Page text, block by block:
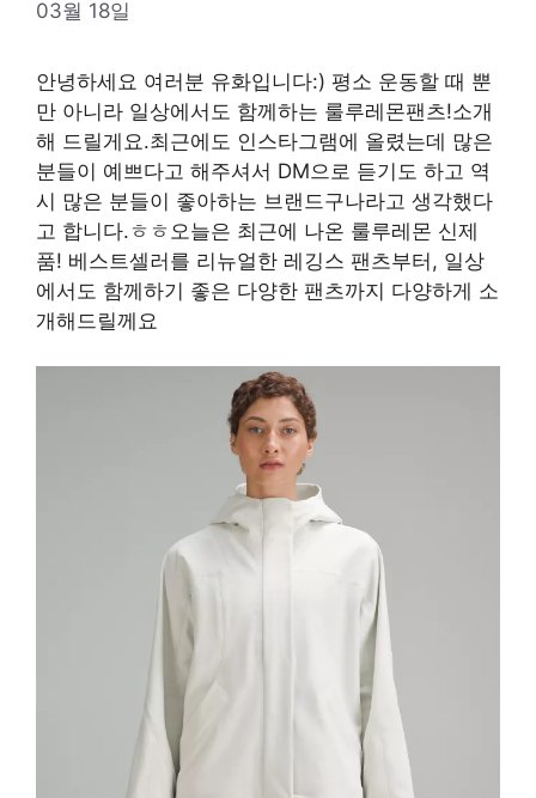
03월 18일
안녕하세요 여러분 유화입니다:) 평소 운동할 때 뿐
만 아니라 일상에서도 함께하는 룰루레몬팬츠!소개
해 드릴게요.최근에도 인스타그램에 올렸는데 많은
분들이 예쁘다고 해주셔서 DM으로 듣기도 하고 역
시 많은 분들이 좋아하는 브랜드구나라고 생각했다
고 합니다.ㅎㅎ오늘은 최근에 나온 룰루레몬 신제
품! 베스트셀러를 리뉴얼한 레깅스 팬츠부터, 일상
에서도 함께하기 좋은 다양한 팬츠까지 다양하게 소
개해드릴께요